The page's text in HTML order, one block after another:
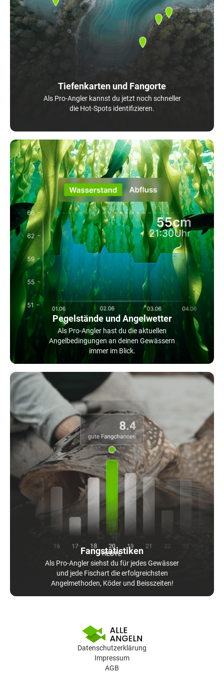
Tiefenkarten und Fangorte
Als Pro-Angler kannst du jetzt noch schneller
die Hot-Spots identifizieren.
Pegelstände und Angelwetter
Als Pro-Angler hast du die aktuellen
Angelbedingungen an deinen Gewässern
immer im Blick.
Fangstatistiken
Als Pro-Angler siehst du für jedes Gewässer
und jede Fischart die erfolgreichsten
Angelmethoden, Köder und Beisszeiten!
Datenschutzerklärung
Impressum
AGB